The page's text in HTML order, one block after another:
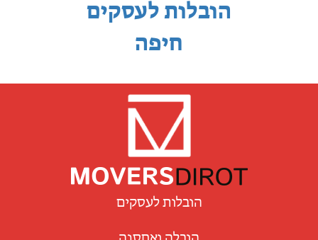
הובלות לעסקים
חיפה
הובלות לעסקים